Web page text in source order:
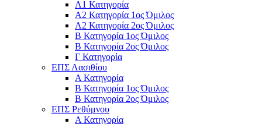
Α1 Κατηγορία
Α2 Κατηγορία 1ος Όμιλος
Α2 Κατηγορία 2ος Όμιλος
Β Κατηγορία 1ος Όμιλος
Β Κατηγορία 2ος Όμιλος
Γ Κατηγορία
ΕΠΣ Λασιθίου
Α Κατηγορία
Β Κατηγορία 1ος Όμιλος
Β Κατηγορία 2ος Όμιλος
ΕΠΣ Ρεθύμνου
Α Κατηγορία